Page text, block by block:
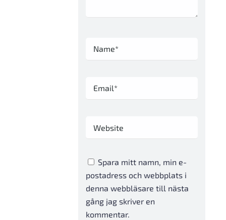
Spara mitt namn, min e-
postadress och webbplats i
denna webbläsare till nästa
gång jag skriver en
kommentar.